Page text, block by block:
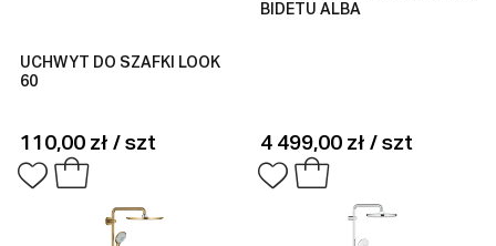
UCHWYT DO SZAFKI LOOK
60
110,00 zł / szt
BIDETU ALBA
4 499,00 zł / szt